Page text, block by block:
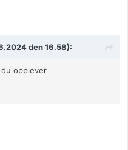
den 16.58):
opplever